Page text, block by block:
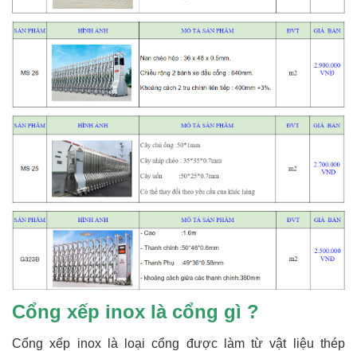
Cổng xếp inox là cổng gì ?
Cổng xếp inox là loại cổng được làm từ vật liệu thép